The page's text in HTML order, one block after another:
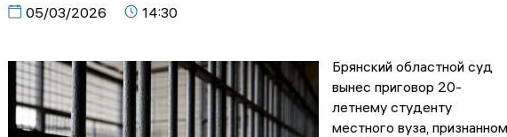
05/03/2026 14:30
Брянский областной суд
вынес приговор 20-
летнему студенту
местного вуза,